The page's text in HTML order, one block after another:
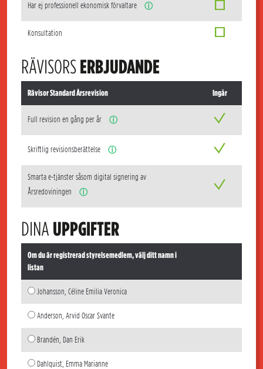
Har ej professionell ekonomisk förvaltare ⓘ
Konsultation
RÄVISORSERBJUDANDE
Rävisor Standard Årsrevision Ingår
Full revision en gång per år ⓘ
Skriftlig revisionsberättelse ⓘ
Smarta e-tjänster såsom digital signering av
Årsredoviningen
ⓘ
DINA UPPGIFTER
Om du är registrerad styrelsemedlem, välj ditt namn i
listan
Johansson, Céline Emilia Veronica
Anderson, Arvid Oscar Svante
Brandén, Dan Erik
Dahlquist, Emma Marianne